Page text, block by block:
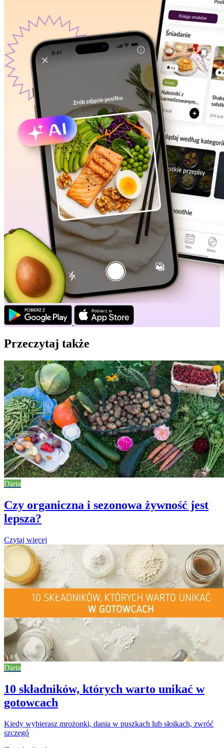
Przeczytaj także
Dieta
Czy organiczna i sezonowa żywność jest
lepsza?
Czytaj więcej
Dieta
10 składników, których warto unikać w
gotowcach
Kiedy wybierasz mrożonki, dania w puszkach lub słoikach, zwróć
szczegó